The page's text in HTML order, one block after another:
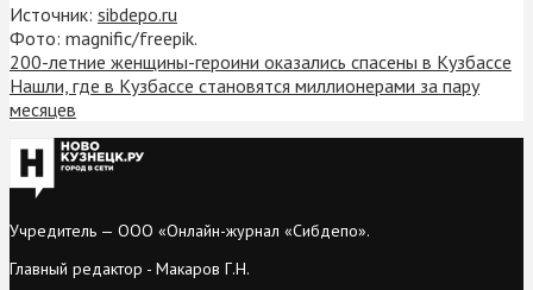
Источник: sibdepo.ru
Фото: magnific/freepik.
200-летние женщины-героини оказались спасены в Кузбассе
Нашли, где в Кузбассе становятся миллионерами за пару
месяцев
Учредитель — ООО «Онлайн-журнал «Сибдепо».
Главный редактор - Макаров Г.Н.